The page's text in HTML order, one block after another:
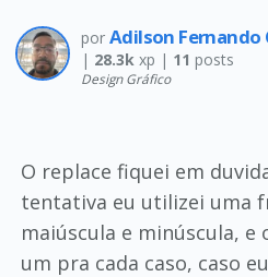
por Adilson Fernando
| 28.3k xp | 11 posts
Design Gráfico
O replace fiquei em
tentativa eu utilizei uma
maiúscula e minúscula, e
um pra cada caso, caso